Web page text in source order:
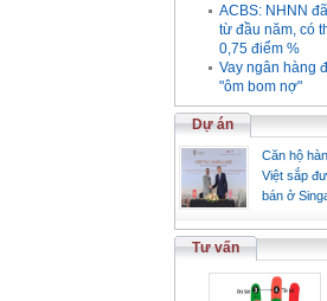
ACBS: NHNN
từ đầu năm, có
0,75 điểm %
Vay ngân hàng
"ôm bom nợ"
Dự án
Căn hộ
Việt sắp
bán ở
Tư vấn